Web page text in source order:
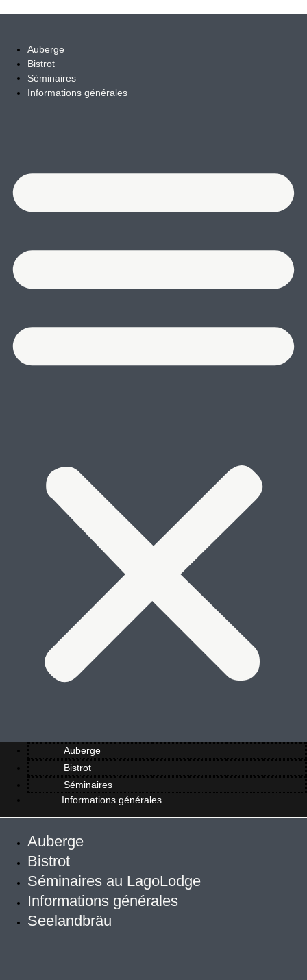
Auberge
Bistrot
Séminaires
Informations générales
Auberge
Bistrot
Séminaires
Informations générales
Auberge
Bistrot
Séminaires au LagoLodge
Informations générales
Seelandbräu